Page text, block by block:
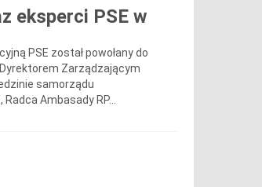
eksperci PSE w
PSE został powołany do
Zarządzającym
samorządu
Ambasady RP...